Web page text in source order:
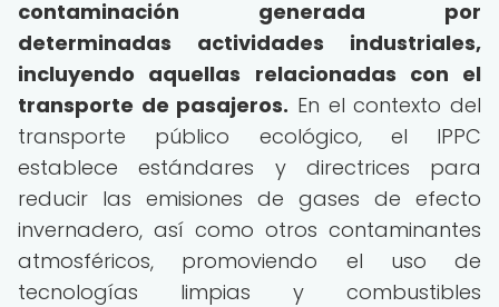
contaminación generada por
determinadas actividades industriales,
incluyendo aquellas relacionadas con el
transporte de pasajeros. En el contexto del
transporte público ecológico, el IPPC
establece estándares y directrices para
reducir las emisiones de gases de efecto
invernadero, así como otros contaminantes
atmosféricos, promoviendo el uso de
tecnologías limpias y combustibles